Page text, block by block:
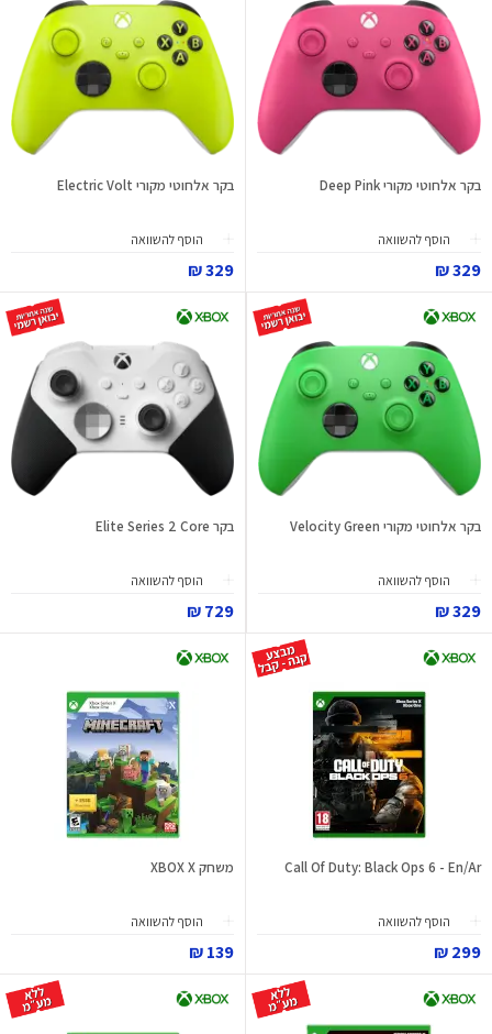
בקר אלחוטי מקורי Deep Pink
הוסף להשוואה
329 ₪
בקר אלחוטי מקורי Electric Volt
הוסף להשוואה
329 ₪
בקר אלחוטי מקורי Velocity Green
הוסף להשוואה
329 ₪
בקר Elite Series 2 Core
הוסף להשוואה
729 ₪
Call Of Duty: Black Ops 6 - En/Ar
הוסף להשוואה
299 ₪
משחק XBOX X
הוסף להשוואה
139 ₪